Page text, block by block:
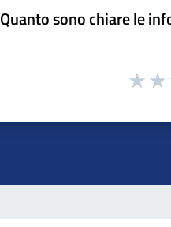
Quanto sono chiare le